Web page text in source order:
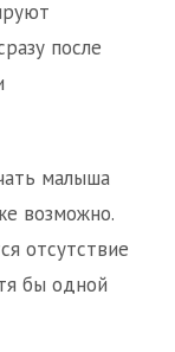
после
малыша
возможно.
отсутствие
бы одной